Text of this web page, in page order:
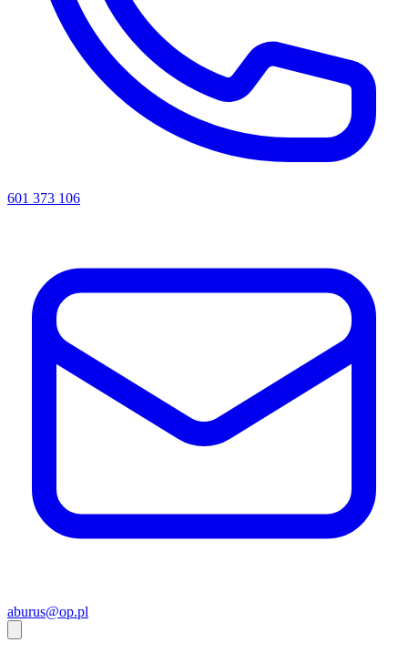
601 373 106
aburus@op.pl